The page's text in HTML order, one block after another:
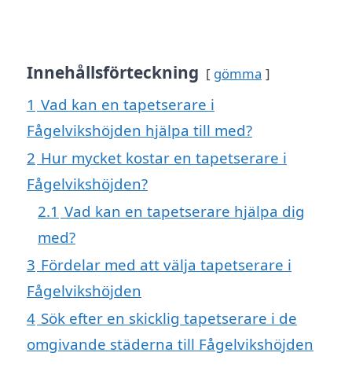
Innehållsförteckning gömma
1 Vad kan en tapetserare i
Fågelvikshöjden hjälpa till med?
2 Hur mycket kostar en tapetserare i
Fågelvikshöjden?
2.1 Vad kan en tapetserare hjälpa dig
med?
3 Fördelar med att välja tapetserare i
Fågelvikshöjden
4 Sök efter en skicklig tapetserare i de
omgivande städerna till Fågelvikshöjden